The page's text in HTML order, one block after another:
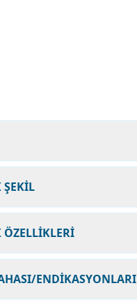
ŞEKİL
ÖZELLİKLERİ
ENDİKASYONLARI